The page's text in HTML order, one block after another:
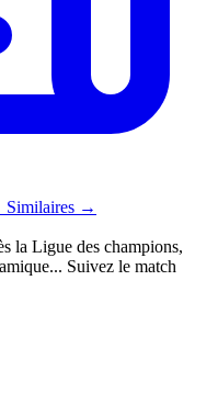
Similaires →